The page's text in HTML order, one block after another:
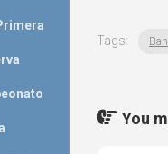
Tags:
You